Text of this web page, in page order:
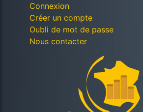
Connexion
Créer un compte
Oubli de mot de passe
Nous contacter